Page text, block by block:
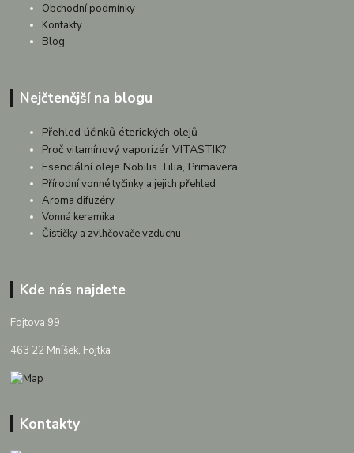
Obchodní podmínky
Kontakty
Blog
Nejčtenější na blogu
Přehled účinků éterických olejů
Proč vitamínový vaporizér VITASTIK?
Esenciální oleje Nobilis Tilia, Primavera
Přírodní vonné tyčinky a jejich přehled
Aroma difuzéry
Vonná keramika
Čističky a zvlhčovače vzduchu
Kde nás najdete
Fojtova 99
463 22 Mníšek, Fojtka
Kontakty